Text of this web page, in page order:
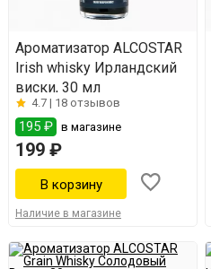
Ароматизатор ALCOSTAR
Irish whisky Ирландский
виски, 30 мл
4.7 | 18 отзывов
195 ₽ в магазине
199 ₽
Наличие в магазине